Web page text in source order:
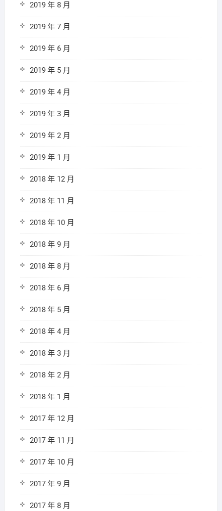
2019 年 8 月
2019 年 7 月
2019 年 6 月
2019 年 5 月
2019 年 4 月
2019 年 3 月
2019 年 2 月
2019 年 1 月
2018 年 12 月
2018 年 11 月
2018 年 10 月
2018 年 9 月
2018 年 8 月
2018 年 6 月
2018 年 5 月
2018 年 4 月
2018 年 3 月
2018 年 2 月
2018 年 1 月
2017 年 12 月
2017 年 11 月
2017 年 10 月
2017 年 9 月
2017 年 8 月